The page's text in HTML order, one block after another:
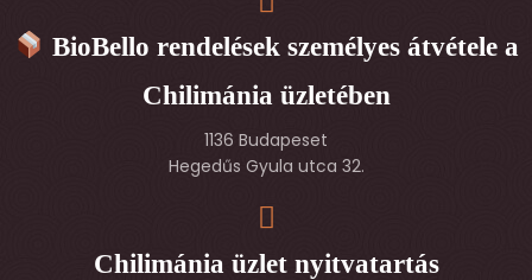
BioBello rendelések személyes átvétele a
Chilimánia üzletében
1136 Budapeset
Hegedűs Gyula utca 32.
Chilimánia üzlet nyitvatartás